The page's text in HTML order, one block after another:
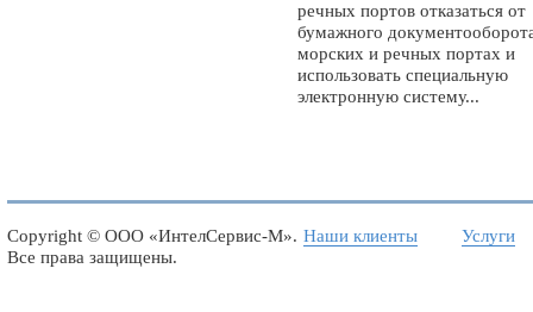
речных портов отказаться от
бумажного
морских и речных портах и
использовать специальную
электронную систему...
Copyright © ООО «ИнтелСервис-М».
Все права защищены.
Наши клиенты Услуги